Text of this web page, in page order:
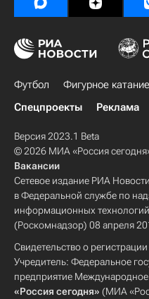
Футбол Фигурное катание
Спецпроекты
Реклама
Версия 2023.1 Beta
© 2026 МИА «Россия
Вакансии
Сетевое издание РИА
в Федеральной службе по
информационных
(Роскомнадзор) 08 апреля
Свидетельство о
Учредитель: Федеральное
предприятие
«Россия сегодня» (МИА